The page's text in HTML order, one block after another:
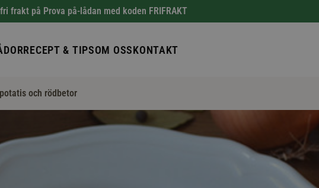
frakt på Prova på-lådan med koden FRIFRAKT
RECEPT & TIPSOM OSSKONTAKT
och rödbetor